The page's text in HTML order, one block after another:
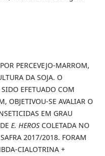
PERCEVEJO-MARROM,
DA SOJA. O
EFETUADO COM
OBJETIVOU-SE AVALIAR O
EM GRAU
E. HEROSCOLETADA NO
2017/2018. FORAM
CIALOTRINA +